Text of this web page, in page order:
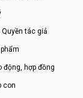
tác giả
động, hợp đồng
con